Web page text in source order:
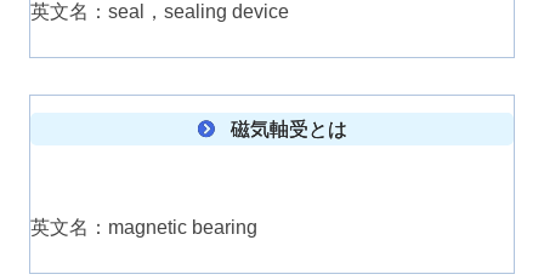
英文名：seal，sealing device
磁気軸受とは
英文名：magnetic bearing